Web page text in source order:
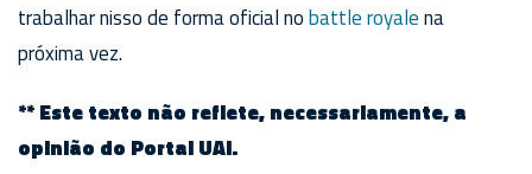
trabalhar nisso de forma oficial nobattle royalena
próxima vez.
** Este texto não reflete, necessariamente, a
opinião do Portal UAI.